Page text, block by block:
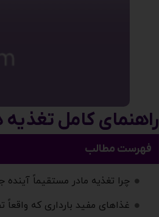
راهنمای کامل
فهرست مطالب
چرا تغذیه مادر مستقیماً آینده
غذاهای مفید بارداری که واقعاً